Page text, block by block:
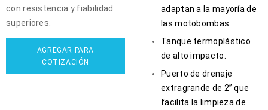
con resistencia y fiabilidad
superiores.
AGREGAR PARA
COTIZACIÓN
adaptan a la mayoría de
las motobombas.
Tanque termoplástico
de alto impacto.
Puerto de drenaje
extragrande de 2” que
facilita la limpieza de